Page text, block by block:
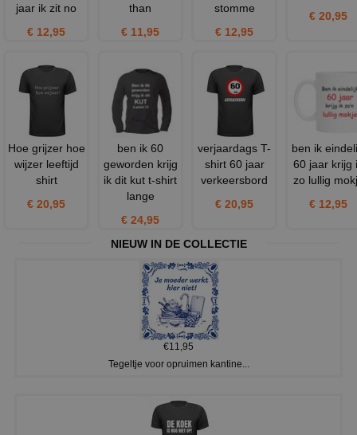
jaar ik zit no
€ 12,95
than
€ 11,95
stomme
€ 12,95
€ 20,95
Hoe grijzer hoe
wijzer leeftijd
shirt
€ 20,95
ben ik 60
geworden krijg
ik dit kut t-shirt
lange
€ 24,95
verjaardags T-
shirt 60 jaar
verkeersbord
€ 20,95
ben ik
60 jaar krijg
zo lullig
€ 12,95
NIEUW IN DE COLLECTIE
€11,95
Tegeltje voor opruimen kantine...